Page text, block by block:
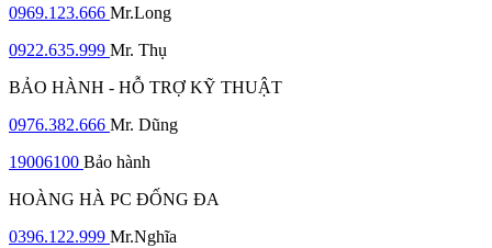
0969.123.666 Mr.Long
0922.635.999 Mr. Thụ
BẢO HÀNH - HỖ TRỢ KỸ THUẬT
0976.382.666 Mr. Dũng
19006100 Bảo hành
HOÀNG HÀ PC ĐỐNG ĐA
0396.122.999 Mr.Nghĩa